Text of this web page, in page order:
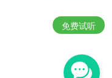
免费试听